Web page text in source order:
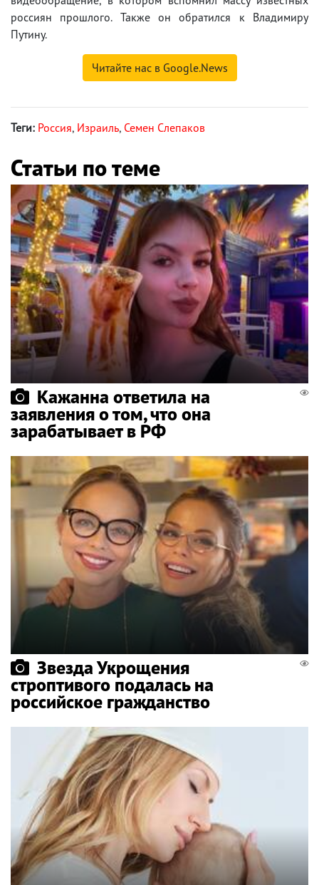
россиян прошлого. Также он обратился к Владимиру
Путину.
Читайте нас в Google.News
Теги: Россия, Израиль, Семен Слепаков
Статьи по теме
Кажанна ответила на
заявления о том, что она
зарабатывает в РФ
Звезда Укрощения
строптивого подалась на
российское гражданство